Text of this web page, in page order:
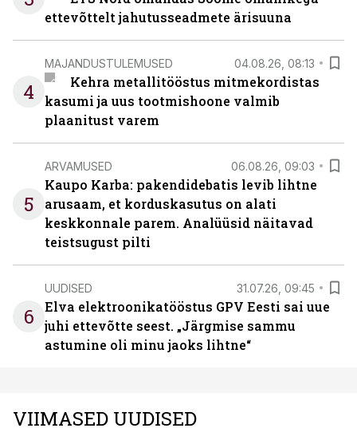
ettevõttelt jahutusseadmete ärisuuna
4
MAJANDUSTULEMUSED 04.08.26, 08:13
Kehra metallitööstus mitmekordistas
kasumi ja uus tootmishoone valmib
plaanitust varem
5
ARVAMUSED 06.08.26, 09:03
Kaupo Karba: pakendidebatis levib lihtne
arusaam, et korduskasutus on alati
keskkonnale parem. Analüüsid näitavad
teistsugust pilti
6
UUDISED 31.07.26, 09:45
Elva elektroonikatööstus GPV Eesti sai uue
juhi ettevõtte seest. „Järgmise sammu
astumine oli minu jaoks lihtne“
VIIMASED UUDISED